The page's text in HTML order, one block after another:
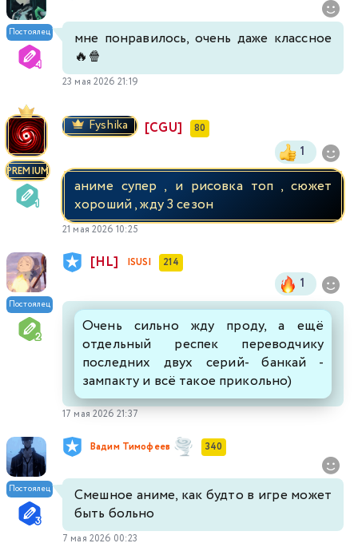
Постоялец
мне понравилось, очень даже классное
🔥🍿
23 мая 2026 21:19
PREMIUM
Fyshika [CGU] 80
1
аниме супер , и рисовка топ , сюжет
хороший , жду 3 сезон
21 мая 2026 10:25
Постоялец
[HL] ISUSI 214
1
Очень сильно жду проду, а ещё
отдельный респек переводчику
последних двух серий- банкай -
зампакту и всё такое прикольно)
17 мая 2026 21:37
Постоялец
Вадим Тимофеев 340
Смешное аниме, как будто в игре может
быть больно
7 мая 2026 00:23